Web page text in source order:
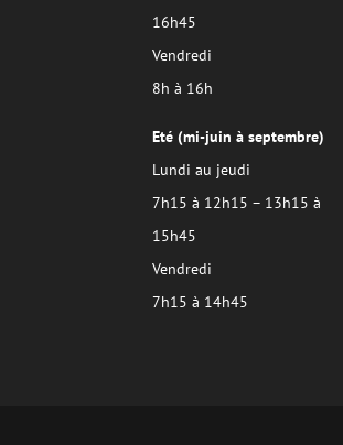
16h45
Vendredi
8h à 16h
Eté (mi-juin à septembre)
Lundi au jeudi
7h15 à 12h15 – 13h15 à
15h45
Vendredi
7h15 à 14h45